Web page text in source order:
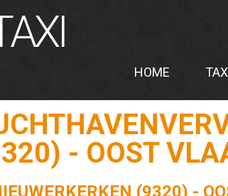
HOME
- OOST
(9320) -